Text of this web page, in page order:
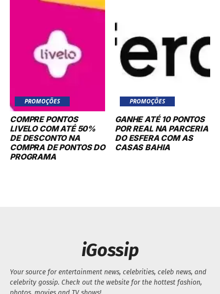
PROMOÇÕES
COMPRE PONTOS
LIVELO COM ATÉ 50%
DE DESCONTO NA
COMPRA DE PONTOS DO
PROGRAMA
PROMOÇÕES
GANHE ATÉ 10 PONTOS
POR REAL NA PARCERIA
DO ESFERA COM AS
CASAS BAHIA
iGossip
Your source for entertainment news, celebrities, celeb news, and
celebrity gossip. Check out the website for the hottest fashion,